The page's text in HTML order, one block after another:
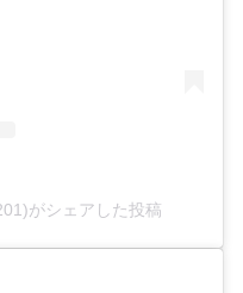
がシェアした投稿